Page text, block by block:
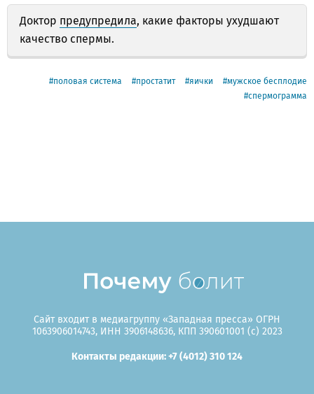
Доктор предупредила, какие факторы ухудшают
качество спермы.
половая система простатит яички
мужское бесплодие
спермограмма
Сайт входит в медиагруппу «Западная пресса» ОГРН
1063906014743, ИНН 3906148636, КПП 390601001 (c) 2023
Контакты редакции: +7 (4012) 310 124